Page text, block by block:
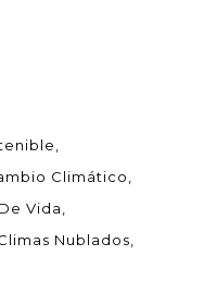
Climático
Vida
Nublados